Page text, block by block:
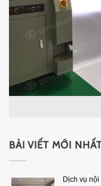
BÀI VIẾT MỚI
Dịch vụ